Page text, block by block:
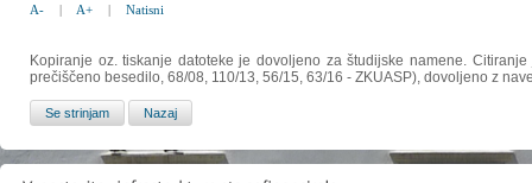
A- | A+ | Natisni
Kopiranje oz. tiskanje datoteke je dovoljeno za študijske namene.
prečiščeno besedilo, 68/08, 110/13, 56/15, 63/16 - ZKUASP), dovoljeno z